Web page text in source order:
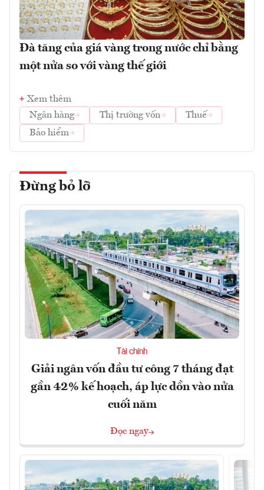
Đà tăng của giá vàng trong nước chỉ bằng
một nửa so với vàng thế giới
Xem thêm
Ngân hàng
Thị trường vốn
Thuế
Bảo hiểm
Đừng bỏ lỡ
Tài chính
Giải ngân vốn đầu tư công 7 tháng đạt
gần 42% kế hoạch, áp lực dồn vào nửa
cuối năm
Đọc ngay